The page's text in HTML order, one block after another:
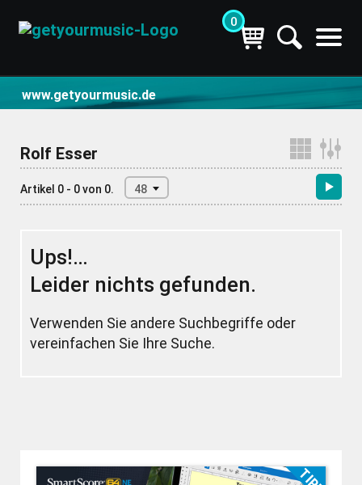
0
www.getyourmusic.de
Rolf Esser
Artikel 0 - 0 von 0. 48
Ups!…
Leider nichts gefunden.
Verwenden Sie andere Suchbegriffe oder
vereinfachen Sie Ihre Suche.